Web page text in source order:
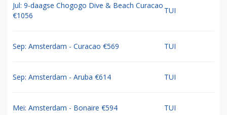
Jul: 9-daagse Chogogo Dive & Beach Curacao
€1056
TUI
Sep: Amsterdam - Curacao €569 TUI
Sep: Amsterdam - Aruba €614 TUI
Mei: Amsterdam - Bonaire €594 TUI